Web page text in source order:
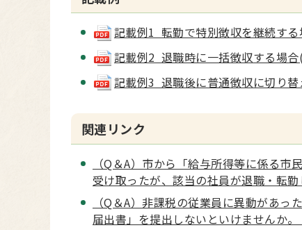
記載例1 転勤で特別徴収を継続す
記載例2 退職時に一括徴収する場
記載例3 退職後に普通徴収に切り
関連リンク
（Q＆A）市から「給与所得等に係る
受け取ったが、該当の社員が退職・転
（Q＆A）非課税の従業員に異動があ
届出書」を提出しないといけませんか。